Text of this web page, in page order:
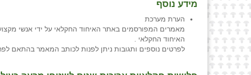
מידע נוסף
הערת מערכת
מאמרים המפורסמים באתר האיחוד החקלאי על ידי אנשי
האיחוד החקלאי .
לפרטים נוספים ותגובות ניתן לפנות לכותב המאמר בהתאם